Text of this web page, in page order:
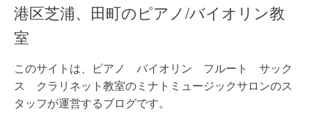
港区芝浦、田町のピアノ/バイオリン教
室
このサイトは、ピアノ バイオリン フルート サック
ス クラリネット教室のミナトミュージックサロンのス
タッフが運営するブログです。